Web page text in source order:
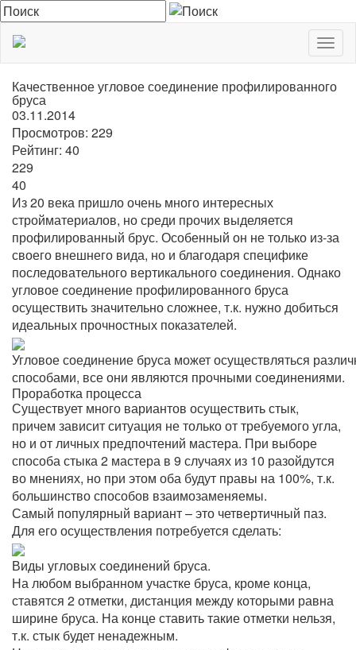
Качественное угловое соединение профилированного
бруса
03.11.2014
Просмотров: 229
Рейтинг: 40
229
40
Из 20 века пришло очень много интересных
стройматериалов, но среди прочих выделяется
профилированный брус. Особенный он не только из-за
своего внешнего вида, но и благодаря специфике
последовательного вертикального соединения. Однако
угловое соединение профилированного бруса
осуществить значительно сложнее, т.к. нужно добиться
идеальных прочностных показателей.
Угловое соединение бруса может осуществляться
способами, все они являются прочными соединениями.
Проработка процесса
Существует много вариантов осуществить стык,
причем зависит ситуация не только от требуемого угла,
но и от личных предпочтений мастера. При выборе
способа стыка 2 мастера в 9 случаях из 10 разойдутся
во мнениях, но при этом оба будут правы на 100%, т.к.
большинство способов взаимозаменяемы.
Самый популярный вариант – это четвертичный паз.
Для его осуществления потребуется сделать:
Виды угловых соединений бруса.
На любом выбранном участке бруса, кроме конца,
ставятся 2 отметки, дистанция между которыми равна
ширине бруса. На конце ставить такие отметки нельзя,
т.к. стык будет ненадежным.